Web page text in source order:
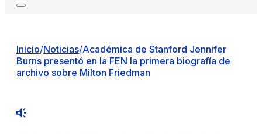
Inicio/Noticias/Académica de Stanford Jennifer
Burns presentó en la FEN la primera biografía de
archivo sobre Milton Friedman